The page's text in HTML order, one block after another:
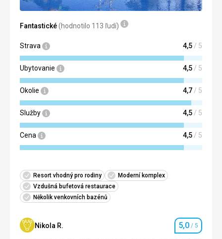
Strava výborná
Krása
Služby
Mile recepcne aj casnici ☺️
Fantastické(hodnotilo 113 ľudí)
Strava 4,5/ 5
Ubytovanie 4,5/ 5
Okolie 4,7/ 5
Služby 4,5/ 5
Cena 4,5/ 5
Resort vhodný pro rodiny
Moderní komplex
Vzdušná bufetová restaurace
Několik venkovních bazénů
Nikola R. Hodnotenie
5,0 / 5